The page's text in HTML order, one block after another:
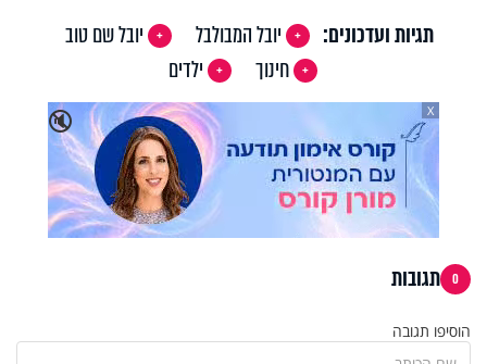
תגיות ועדכונים: יובל המבולבל
יובל שם טוב
חינוך
ילדים
🔇
X
0 תגובות
הוסיפו תגובה